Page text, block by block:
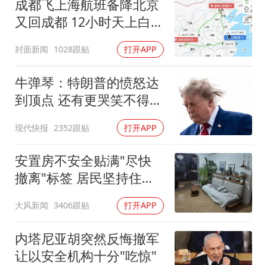
梅婷12岁女儿百花奖发言
从科技创新看开局起步的时与势
成都飞上海航班备降北京
又回成都 12小时天上白飞
封面新闻 1028跟贴 打开APP
牛弹琴：特朗普的愤怒达
到顶点 还有更哭笑不得一
现代快报 2352跟贴 打开APP
安置房不安全贴满"尽快
撤离"标签 居民坚持住：
大风新闻 3406跟贴 打开APP
内塔尼亚胡突然反悔撤军
让以安全机构十分"吃惊"